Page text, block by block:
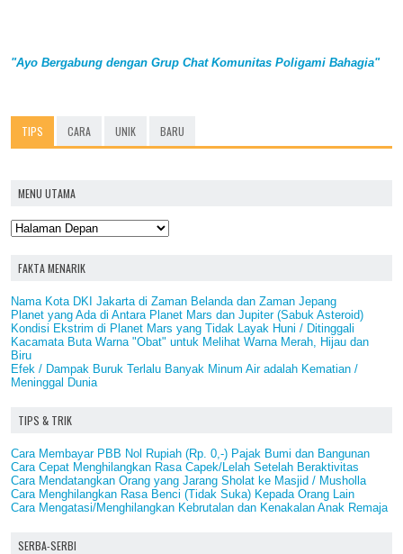
"Ayo Bergabung dengan Grup Chat Komunitas Poligami Bahagia"
TIPS CARA UNIK BARU
MENU UTAMA
FAKTA MENARIK
Nama Kota DKI Jakarta di Zaman Belanda dan Zaman Jepang
Planet yang Ada di Antara Planet Mars dan Jupiter (Sabuk Asteroid)
Kondisi Ekstrim di Planet Mars yang Tidak Layak Huni / Ditinggali
Kacamata Buta Warna "Obat" untuk Melihat Warna Merah, Hijau dan
Biru
Efek / Dampak Buruk Terlalu Banyak Minum Air adalah Kematian /
Meninggal Dunia
TIPS & TRIK
Cara Membayar PBB Nol Rupiah (Rp. 0,-) Pajak Bumi dan Bangunan
Cara Cepat Menghilangkan Rasa Capek/Lelah Setelah Beraktivitas
Cara Mendatangkan Orang yang Jarang Sholat ke Masjid / Musholla
Cara Menghilangkan Rasa Benci (Tidak Suka) Kepada Orang Lain
Cara Mengatasi/Menghilangkan Kebrutalan dan Kenakalan Anak Remaja
SERBA-SERBI